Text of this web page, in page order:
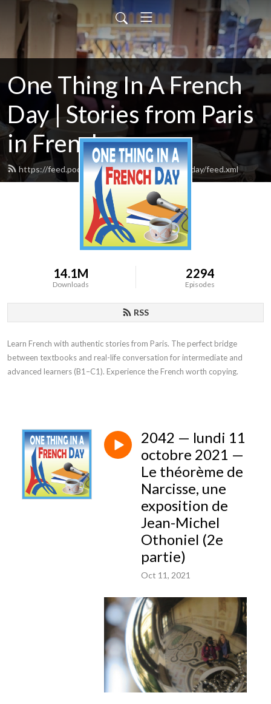
One Thing In A French
Day | Stories from Paris
in French
https://feed.podbean.com/onethinginafrenchday/feed.xml
14.1M
Downloads
2294
Episodes
RSS
Learn French with authentic stories from Paris. The perfect bridge
between textbooks and real-life conversation for intermediate and
advanced learners (B1–C1). Experience the French worth copying.
2042 — lundi 11
octobre 2021 —
Le théorème de
Narcisse, une
exposition de
Jean-Michel
Othoniel (2e
partie)
Oct 11, 2021